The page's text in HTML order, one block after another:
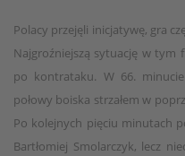
Polacy przejęli inicjatywę, gra
Najgroźniejszą sytuację w tym
po kontrataku. W 66.
połowy boiska strzałem w
Po kolejnych pięciu minutach
Bartłomiej Smolarczyk, lecz